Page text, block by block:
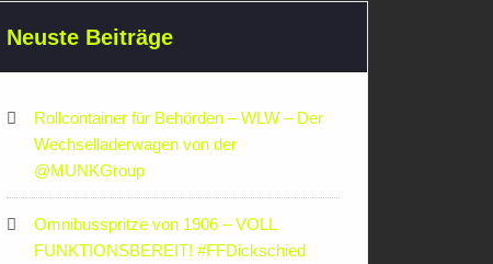
Neuste Beiträge
Rollcontainer für Behörden – WLW – Der
Wechselladerwagen von der
‪@MUNKGroup‬
Omnibusspritze von 1906 – VOLL
FUNKTIONSBEREIT! #FFDickschied